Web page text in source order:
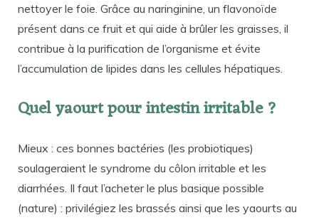
nettoyer le foie. Grâce au naringinine, un flavonoïde
présent dans ce fruit et qui aide à brûler les graisses, il
contribue à la purification de l’organisme et évite
l’accumulation de lipides dans les cellules hépatiques.
Quel yaourt pour intestin irritable ?
Mieux : ces bonnes bactéries (les probiotiques)
soulageraient le syndrome du côlon irritable et les
diarrhées. Il faut l’acheter le plus basique possible
(nature) : privilégiez les brassés ainsi que les yaourts au